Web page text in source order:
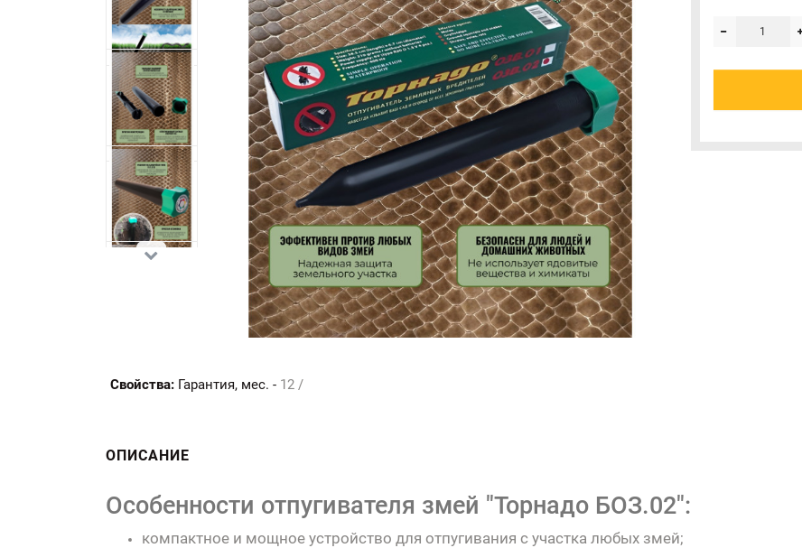
Свойства: Гарантия, мес. - 12 /
ОПИСАНИЕ
Особенности отпугивателя змей "Торнадо БОЗ.02":
компактное и мощное устройство для отпугивания с участка любых змей;